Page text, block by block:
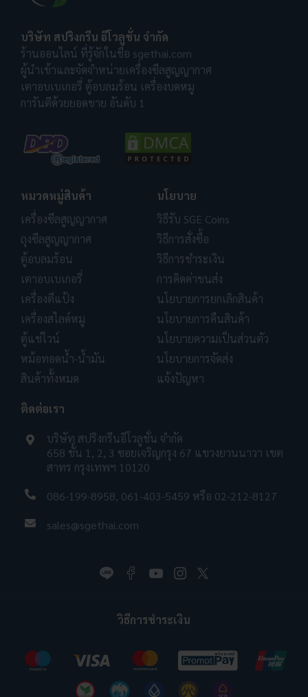
บริษัท สปริงกรีน อีโวลูชั่น จำกัด
ร้านออนไลน์ ที่รู้จักในชื่อ sgethai.com
ผู้นำเข้าและจัดจำหน่ายเครื่องซีลสูญญากาศ
เตาอบเบเกอรี่ ตู้อบลมร้อน เครื่องบดหมู
การันตีด้วยยอดขาย อันดับ 1
หมวดหมู่สินค้า
เครื่องซีลสูญญากาศ
ถุงซีลสูญญากาศ
ตู้อบลมร้อน
เตาอบเบเกอรี่
เครื่องตีแป้ง
เครื่องสไลด์หมู
ตู้แช่ไวน์
หม้อทอดน้ำ-น้ำมัน
สินค้าทั้งหมด
นโยบาย
วิธีรับ SGE Coins
วิธีการสั่งซื้อ
วิธีการชำระเงิน
การคิดค่าขนส่ง
นโยบายการยกเลิกสินค้า
นโยบายการคืนสินค้า
นโยบายความเป็นส่วนตัว
นโยบายการจัดส่ง
แจ้งปัญหา
ติดต่อเรา
บริษัท สปริงกรีนอีโวลูชั่น จำกัด
658 ชั้น 1, 2, 3 ซอยเจริญกรุง 67 แขวงยานนาวา เขต
สาทร กรุงเทพฯ 10120
086-199-8958, 061-403-5459 หรือ 02-212-8127
sales@sgethai.com
วิธีการชำระเงิน